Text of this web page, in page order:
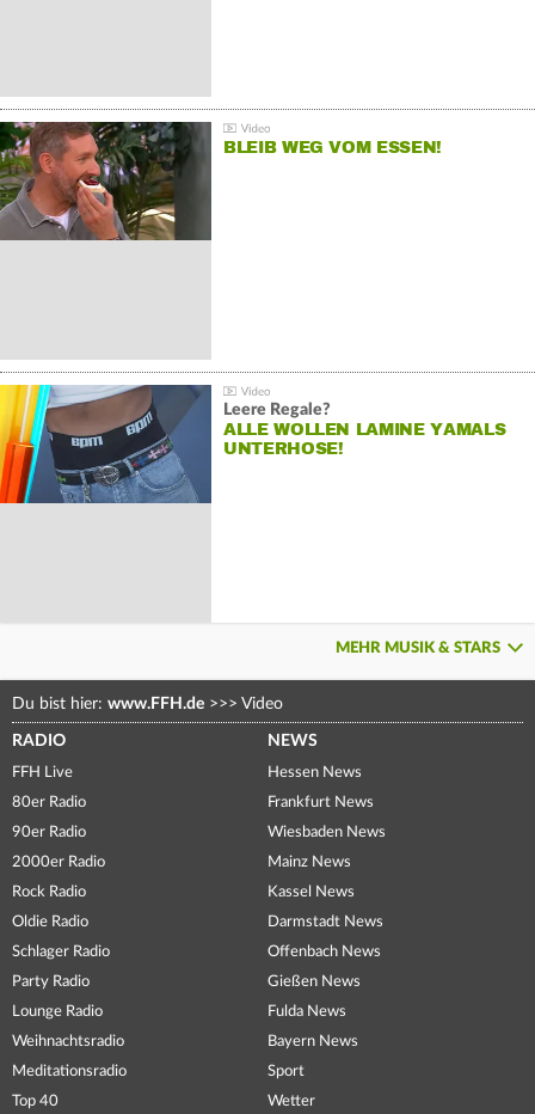
BLEIB WEG VOM ESSEN!
Leere Regale?
ALLE WOLLEN LAMINE YAMALS
UNTERHOSE!
MEHR MUSIK & STARS
Du bist hier: www.FFH.de >>> Video
RADIO
FFH Live
80er Radio
90er Radio
2000er Radio
Rock Radio
Oldie Radio
Schlager Radio
Party Radio
Lounge Radio
Weihnachtsradio
Meditationsradio
Top 40
NEWS
Hessen News
Frankfurt News
Wiesbaden News
Mainz News
Kassel News
Darmstadt News
Offenbach News
Gießen News
Fulda News
Bayern News
Sport
Wetter